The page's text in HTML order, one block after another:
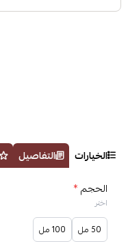
الخيارات التفاصيل
الحجم*
اختر
50 مل 100 مل